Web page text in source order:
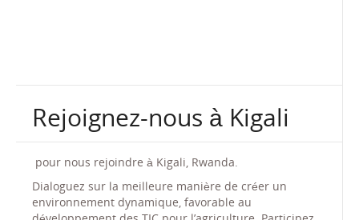
Rejoignez-nous à Kigali
pour nous rejoindre à Kigali, Rwanda.
Dialoguez sur la meilleure manière de créer un
environnement dynamique, favorable au